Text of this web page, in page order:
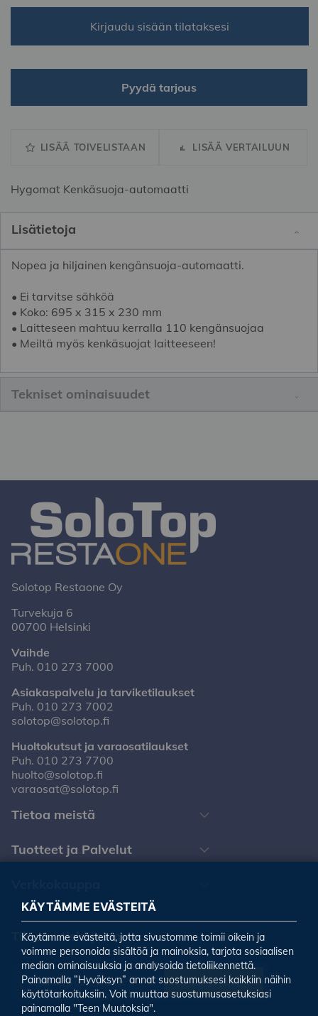
Kirjaudu sisään tilataksesi
Pyydä tarjous
LISÄÄ TOIVELISTAAN LISÄÄ VERTAILUUN
Hygomat Kenkäsuoja-automaatti
Lisätietoja
Nopea ja hiljainen kengänsuoja-automaatti.
• Ei tarvitse sähköä
• Koko: 695 x 315 x 230 mm
• Laitteseen mahtuu kerralla 110 kengänsuojaa
• Meiltä myös kenkäsuojat laitteeseen!
Tekniset ominaisuudet
Solotop Restaone Oy
Turvekuja 6
00700 Helsinki
Vaihde
Puh. 010 273 7000
Asiakaspalvelu ja tarviketilaukset
Puh. 010 273 7002
solotop@solotop.fi
Huoltokutsut ja varaosatilaukset
Puh. 010 273 7700
huolto@solotop.fi
varaosat@solotop.fi
Tietoa meistä
Tuotteet ja Palvelut
Tilaa uutiskirjeemme
Tilaa uutiskirje
KÄYTÄMME EVÄSTEITÄ
Käytämme evästeitä, jotta sivustomme toimii oikein ja
voimme personoida sisältöä ja mainoksia, tarjota sosiaalisen
median ominaisuuksia ja analysoida tietoliikennettä.
Painamalla ”Hyväksyn” annat suostumuksesi kaikkiin näihin
käyttötarkoituksiin. Voit muuttaa suostumusasetuksiasi
painamalla "Teen Muutoksia".